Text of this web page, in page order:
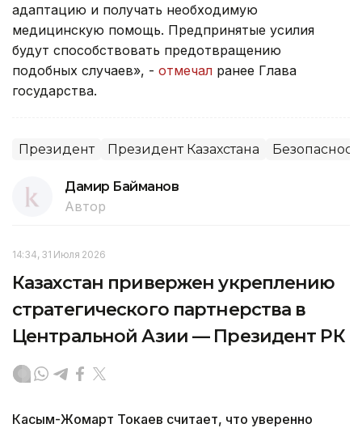
адаптацию и получать необходимую
медицинскую помощь. Предпринятые усилия
будут способствовать предотвращению
подобных случаев», - отмечал ранее Глава
государства.
Президент Президент Казахстана
Дамир Байманов
Автор
14:34, 31 Июля 2026
Казахстан привержен укреплению
стратегического партнерства в
Центральной Азии — Президент РК
Касым-Жомарт Токаев считает, что уверенно